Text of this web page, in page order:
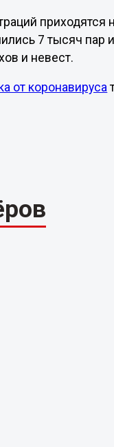
приходятся
7 тысяч
и невест.
от коронавируса